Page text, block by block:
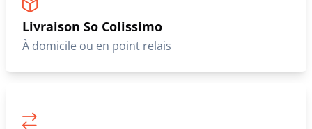
Livraison So Colissimo
À domicile ou en point relais